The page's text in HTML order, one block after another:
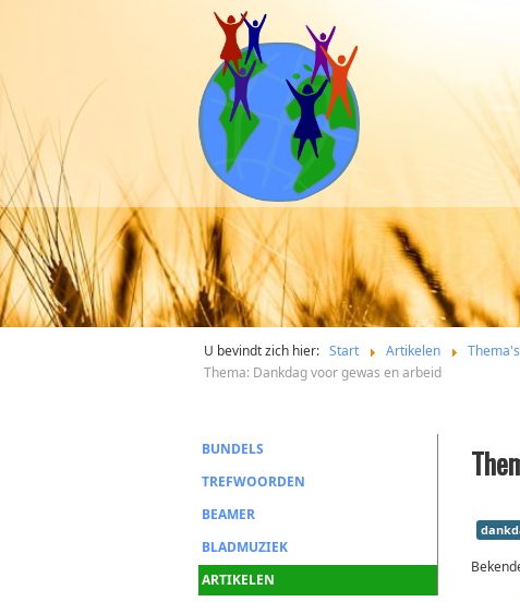
U bevindt zich hier: Start Artikelen
Thema's
Thema: Dankdag voor gewas en arbeid
BUNDELS
TREFWOORDEN
BEAMER
BLADMUZIEK
ARTIKELEN